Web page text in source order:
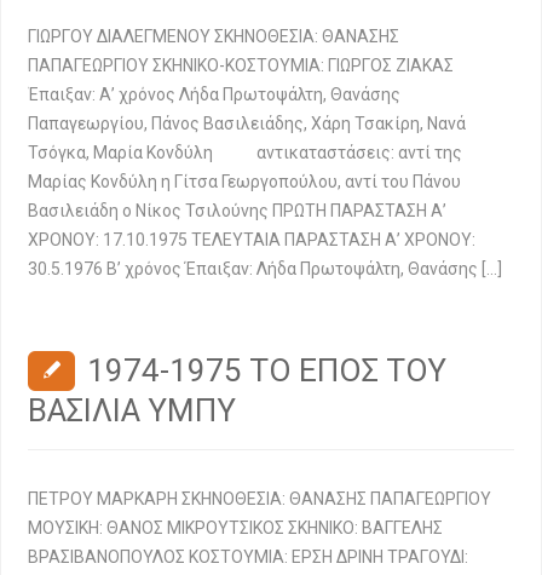
ΓΙΩΡΓΟΥ ΔΙΑΛΕΓΜΕΝΟΥ ΣΚΗΝΟΘΕΣΙΑ: ΘΑΝΑΣΗΣ
ΠΑΠΑΓΕΩΡΓΙΟΥ ΣΚΗΝΙΚΟ-ΚΟΣΤΟΥΜΙΑ: ΓΙΩΡΓΟΣ ΖΙΑΚΑΣ
Έπαιξαν: Α’ χρόνος Λήδα Πρωτοψάλτη, Θανάσης
Παπαγεωργίου, Πάνος Βασιλειάδης, Χάρη Τσακίρη, Νανά
Τσόγκα, Μαρία Κονδύλη αντικαταστάσεις: αντί της
Μαρίας Κονδύλη η Γίτσα Γεωργοπούλου, αντί του Πάνου
Βασιλειάδη ο Νίκος Τσιλούνης ΠΡΩΤΗ ΠΑΡΑΣΤΑΣΗ Α’
ΧΡΟΝΟΥ: 17.10.1975 ΤΕΛΕΥΤΑΙΑ ΠΑΡΑΣΤΑΣΗ Α’ ΧΡΟΝΟΥ:
30.5.1976 Β’ χρόνος Έπαιξαν: Λήδα Πρωτοψάλτη, Θανάσης […]
1974-1975 ΤΟ ΕΠΟΣ ΤΟΥ
ΒΑΣΙΛΙΑ ΥΜΠΥ
ΠΕΤΡΟΥ ΜΑΡΚΑΡΗ ΣΚΗΝΟΘΕΣΙΑ: ΘΑΝΑΣΗΣ ΠΑΠΑΓΕΩΡΓΙΟΥ
ΜΟΥΣΙΚΗ: ΘΑΝΟΣ ΜΙΚΡΟΥΤΣΙΚΟΣ ΣΚΗΝΙΚΟ: ΒΑΓΓΕΛΗΣ
ΒΡΑΣΙΒΑΝΟΠΟΥΛΟΣ ΚΟΣΤΟΥΜΙΑ: ΕΡΣΗ ΔΡΙΝΗ ΤΡΑΓΟΥΔΙ: